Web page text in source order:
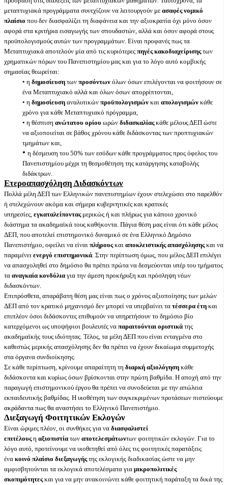
μεταπτυχιακά προγράμματα συνεχίζουν να λειτουργούν με ασαφές νομικό
πλαίσιο που δεν διασφαλίζει τη διαφάνεια και την αξιοκρατία όχι μόνο όσον
αφορά στα κριτήρια εισαγωγής των σπουδαστών, αλλά και όσον αφορά στους
προϋπολογισμούς αυτών των προγραμμάτων. Είναι προφανές πως τα
Μεταπτυχιακά αποτελούν μία από τις κυριότερες πηγές κακοδιαχείρισηςτων
χρηματικών πόρων του Πανεπιστημίου μας και για το λόγο αυτό κομβικής
σημασίας θεωρείται:
• η δημοσίευση των προσόντων όλων όσων επιλέγονται να φοιτήσουν σε
ένα Μεταπτυχιακό αλλά και όλων όσων απορρίπτονται,
• η δημοσίευση αναλυτικών προϋπολογισμών και απολογισμών κάθε
χρόνο για κάθε Μεταπτυχιακό πρόγραμμα,
• η θέσπιση ανώτατου ορίου ωρών διδασκαλίαςκάθε μέλους ΔΕΠ ώστε
να αξιοποιείται σε βάθος χρόνου κάθε διδάσκοντας των προπτυχιακών
τμημάτων και,
• η δέσμευση του 50% των εσόδων κάθε προγράμματος προς όφελος του
Πανεπιστημίου μέχρι τη θεσμοθέτηση της κατάργησης καταβολής
διδάκτρων.
Ετεροαπασχόληση Διδασκόντων
Πολλά μέλη ΔΕΠ των Ελληνικών πανεπιστημίων έχουν στελεχώσει στο παρελθόν
ή στελεχώνουν ακόμα και σήμερα κυβερνητικές και κρατικές
υπηρεσίες, εγκαταλείπονταςμερικώς ή και πλήρως για κάποιο χρονικό
διάστημα τα ακαδημαϊκά τους καθήκοντα. Πάγια θέση μας είναι ότι κάθε μέλος
ΔΕΠ, που αποτελεί επιστημονικό δυναμικό σε ένα Ελληνικό Δημόσιο
Πανεπιστήμιο, οφείλει να είναι πλήρουςκαι αποκλειστικής απασχόλησηςκαι να
παραμένει ενεργό επιστημονικά. Στην περίπτωση όμως, που μέλος ΔΕΠ επιλέγει
να απασχοληθεί στο δημόσιο θα πρέπει πρώτα να δεσμεύονται υπέρ του τμήματος
τα αναγκαία κονδύλια για την άμεση προκήρυξη και πρόσληψη νέων
διδασκόντων.
Επιπρόσθετα, απαράβατη θέση μας είναι πως ο χρόνος αξιοποίησης των μελών
ΔΕΠ από τον κρατικό μηχανισμό δεν μπορεί να υπερβαίνει τα τέσσερα έτη και
επιπλέον όσοι διδάσκοντες επιθυμούν να υπηρετήσουν το δημόσιο βίο
κατερχόμενοι ως υποψήφιοι βουλευτές να παραιτούνται οριστικά της
ακαδημαϊκής τους ιδιότητας. Τέλος, τα μέλη ΔΕΠ που είναι ενταγμένα στο
καθεστώς μερικής απασχόλησης δεν θα πρέπει να έχουν δικαίωμα συμμετοχής
στα όργανα συνδιοίκησης.
Σε κάθε περίπτωση, κρίνουμε απαραίτητη τη διαρκή αξιολόγηση κάθε
διδάσκοντα και κυρίως όσων βρίσκονται στην πρώτη βαθμίδα. Η αποχή από την
παραγωγή επιστημονικού έργου θα πρέπει να συνοδεύεται με την απώλεια
εκπαιδευτικής βαθμίδας. Η υιοθέτηση των συγκεκριμένων προτάσεων πιστεύουμε
ακράδαντα πως θα αναστήσει το Ελληνικό Πανεπιστήμιο.
Διεξαγωγή Φοιτητικών Εκλογών
Είναι ώριμες πλέον, οι συνθήκες για να διασφαλιστεί
επιτέλουςη αξιοπιστία των αποτελεσμάτωντων φοιτητικών εκλογών. Για το
λόγο αυτό, προτείνουμε να υιοθετηθεί από όλες τις φοιτητικές παρατάξεις
ένα κοινό πλαίσιο διεξαγωγήςτης εκλογικής διαδικασίας ώστε να μην
αμφισβητούνται τα εκλογικά αποτελέσματα για μικροπολιτικές
σκοπιμότητεςκαι για να μην ανακοινώνει κάθε φοιτητική παράταξη τα δικά της